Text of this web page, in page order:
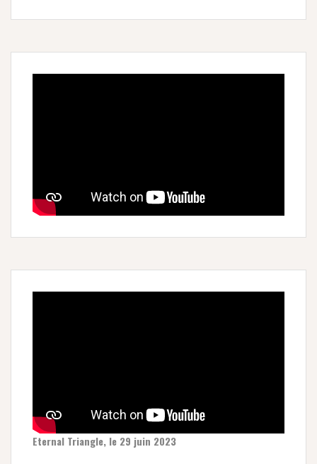
Eternal Triangle, le 29 juin 2023